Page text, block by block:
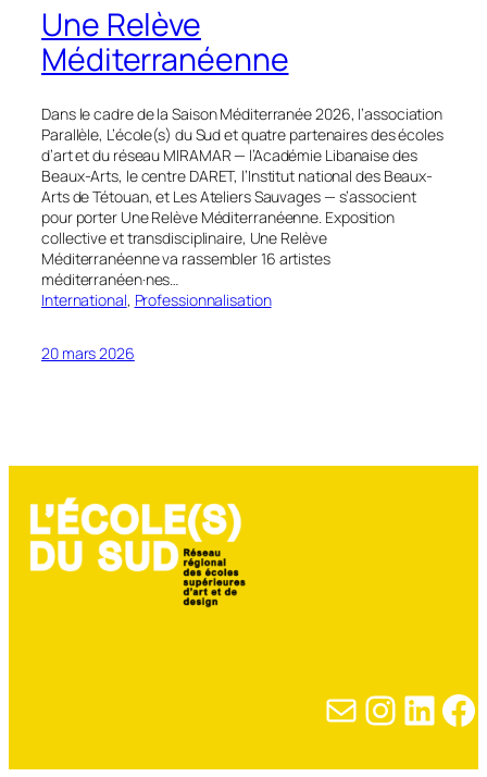
Une Relève
Méditerranéenne
Dans le cadre de la Saison Méditerranée 2026, l’association
Parallèle, L’école(s) du Sud et quatre partenaires des écoles
d’art et du réseau MIRAMAR — l’Académie Libanaise des
Beaux-Arts, le centre DARET, l’Institut national des Beaux-
Arts de Tétouan, et Les Ateliers Sauvages — s’associent
pour porter Une Relève Méditerranéenne. Exposition
collective et transdisciplinaire, Une Relève
Méditerranéenne va rassembler 16 artistes
méditerranéen·nes…
International, Professionnalisation
20 mars 2026
E-mail Instagram LinkedIn Facebook